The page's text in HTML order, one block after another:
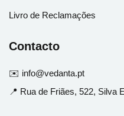
Livro de Reclamações
Contacto
✉️ info@vedanta.pt
📍 Rua de Friães, 522, Silva